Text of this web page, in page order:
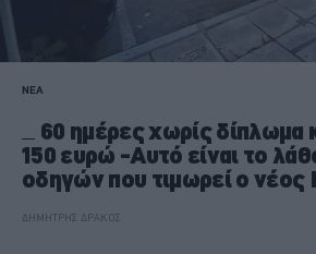
ΝΕΑ
60 ημέρες χωρίς δίπλωμα
150 ευρώ -Αυτό είναι το
οδηγών που τιμωρεί ο
ΔΗΜΗΤΡΗΣ ΔΡΑΚΟΣ